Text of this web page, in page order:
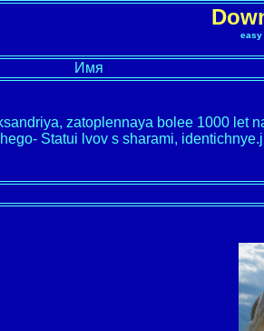
easy
Имя
zatoplennaya bolee 1000 let
Statui lvov s sharami,